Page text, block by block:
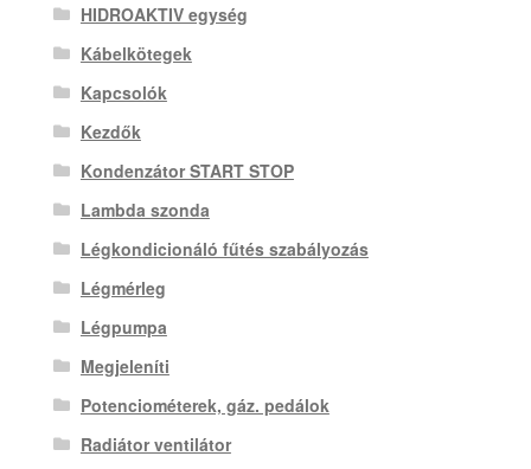
HIDROAKTIV egység
Kábelkötegek
Kapcsolók
Kezdők
Kondenzátor START STOP
Lambda szonda
Légkondicionáló fűtés szabályozás
Légmérleg
Légpumpa
Megjeleníti
Potenciométerek, gáz. pedálok
Radiátor ventilátor